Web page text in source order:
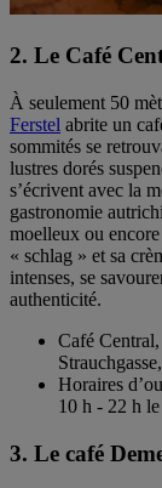
2. Le Café
À seulement 50
Ferstel abrite un
sommités se
lustres dorés
s’écrivent avec la
gastronomie
moelleux ou
« schlag » et sa
intenses, se
authenticité.
Café Central,
Horaires
10 h - 22 h
3. Le café